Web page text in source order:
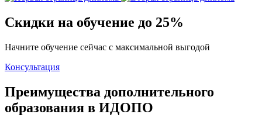
Скидки на обучение до 25%
Начните обучение сейчас с максимальной выгодой
Консультация
Преимущества дополнительного
образования в ИДОПО